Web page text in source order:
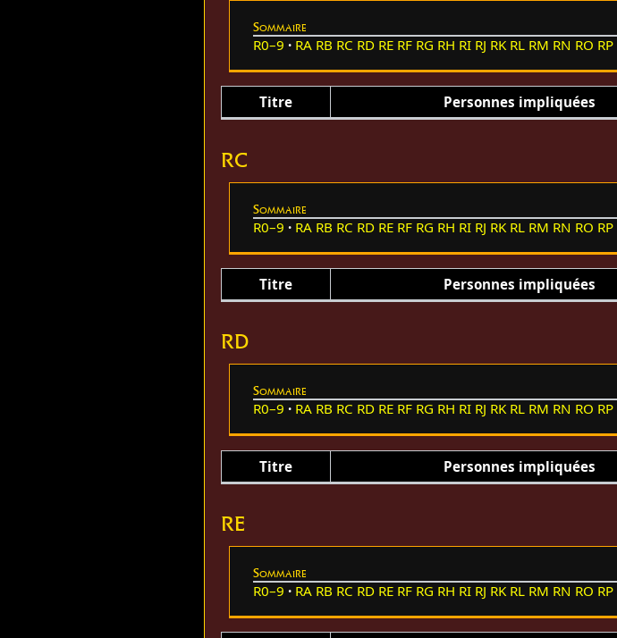
Sommaire
R0–9 RA RB RC RD RE RF RG RH RI RJ RK RL RM RN RO RP
Titre Personnes impliquées
RC
Sommaire
R0–9 RA RB RC RD RE RF RG RH RI RJ RK RL RM RN RO RP
Titre Personnes impliquées
RD
Sommaire
R0–9 RA RB RC RD RE RF RG RH RI RJ RK RL RM RN RO RP
Titre Personnes impliquées
RE
Sommaire
R0–9 RA RB RC RD RE RF RG RH RI RJ RK RL RM RN RO RP